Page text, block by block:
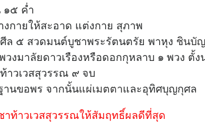
๑๕ ค่ำ
งกายให้สะอาด แต่งกาย สุภาพ
ล ๕ สวดมนต์บูชาพระรัตนตรัย พาหุง ชินบั
งมาลัยดาวเรืองหรือดอกกุหลาบ ๑ พวง ตั้
าวเวสสุวรรณ ๙ จบ
นขอพร จากนั้นแผ่เมตตาและอุทิศบุญกุศล
าท้าวเวสสุวรรณให้สัมฤทธิ์ผลดีที่สุด